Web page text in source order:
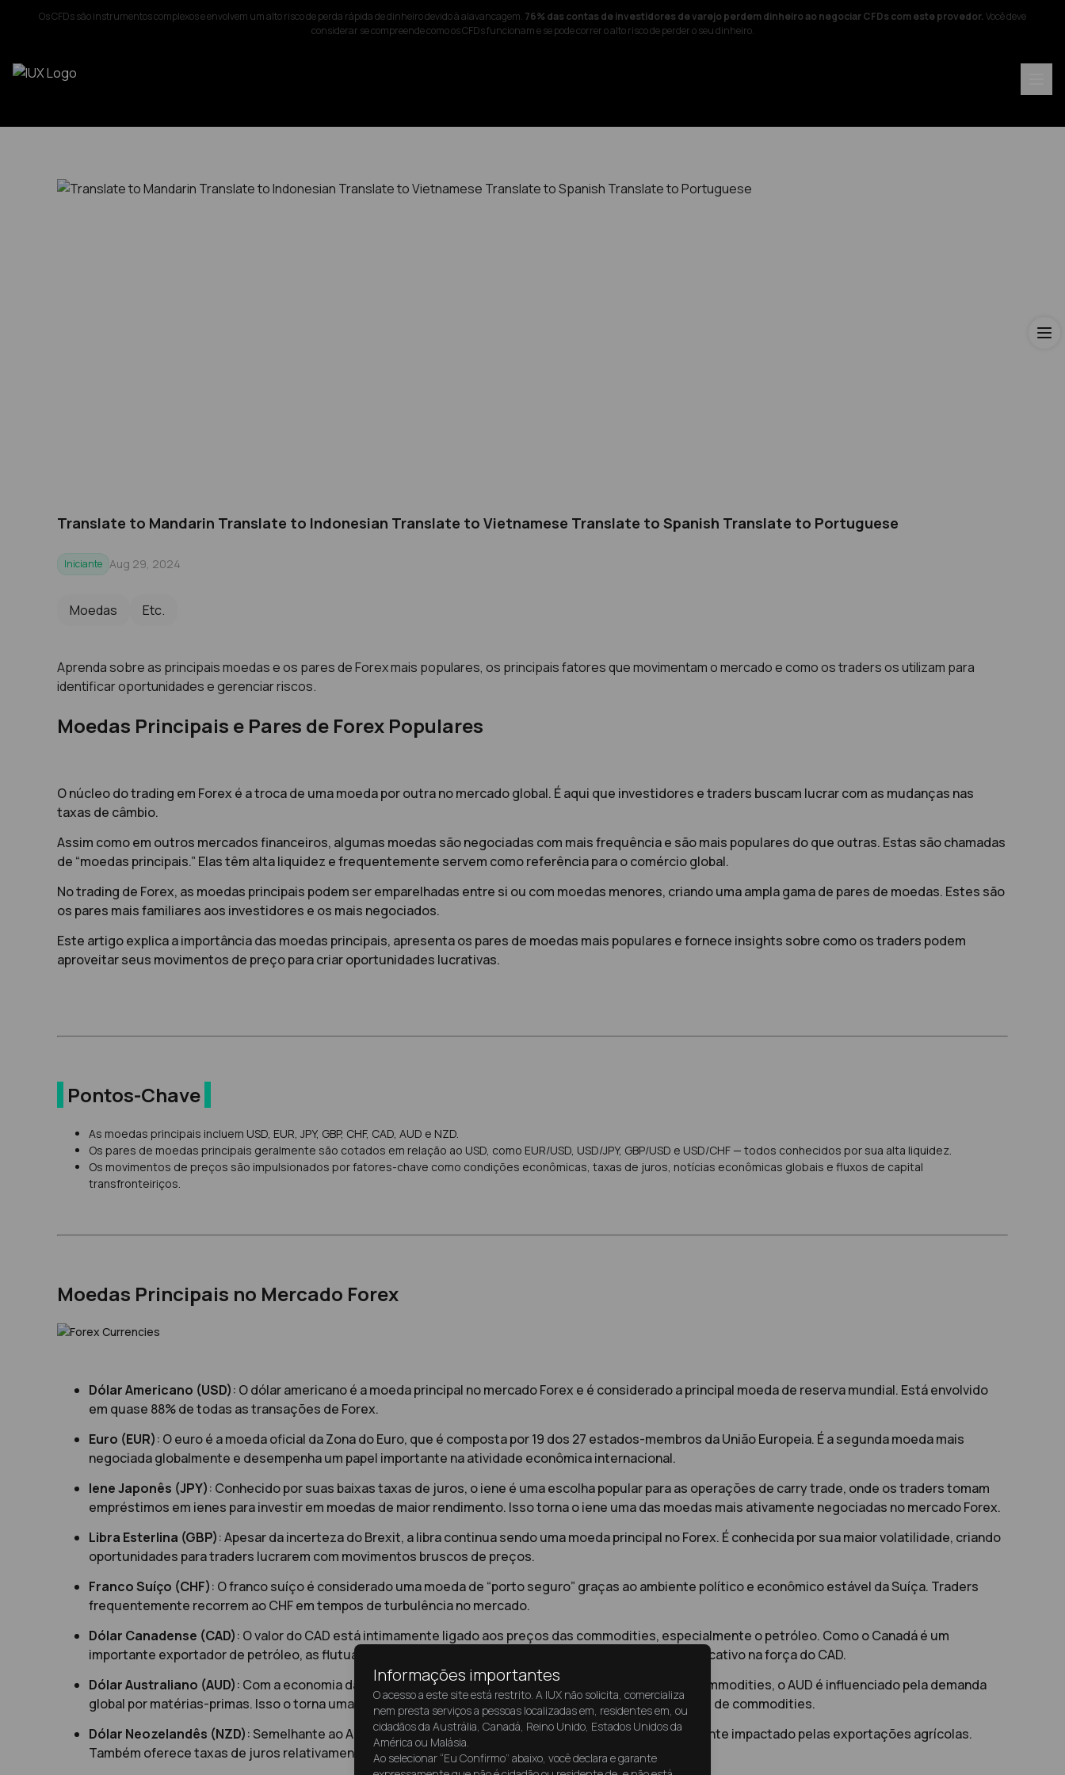
Os CFDs são instrumentos complexos e envolvem um alto risco de perda rápida de dinheiro devido à alavancagem. 76% das contas de investidores de varejo perdem dinheiro ao negociar CFDs com este provedor.Você deve
considerar se compreende como os CFDs funcionam e se pode correr o alto risco de perder o seu dinheiro.
Translate to Mandarin Translate to Indonesian Translate to Vietnamese Translate to Spanish Translate to Portuguese
Iniciante Aug 29, 2024
Moedas Etc.
Aprenda sobre as principais moedas e os pares de Forex mais populares, os principais fatores que movimentam o mercado e como os traders os utilizam para
identificar oportunidades e gerenciar riscos.
Moedas Principais e Pares de Forex Populares
O núcleo do trading em Forex é a troca de uma moeda por outra no mercado global. É aqui que investidores e traders buscam lucrar com as mudanças nas
taxas de câmbio.
Assim como em outros mercados financeiros, algumas moedas são negociadas com mais frequência e são mais populares do que outras. Estas são chamadas
de “moedas principais.” Elas têm alta liquidez e frequentemente servem como referência para o comércio global.
No trading de Forex, as moedas principais podem ser emparelhadas entre si ou com moedas menores, criando uma ampla gama de pares de moedas. Estes são
os pares mais familiares aos investidores e os mais negociados.
Este artigo explica a importância das moedas principais, apresenta os pares de moedas mais populares e fornece insights sobre como os traders podem
aproveitar seus movimentos de preço para criar oportunidades lucrativas.
Pontos-Chave
As moedas principais incluem USD, EUR, JPY, GBP, CHF, CAD, AUD e NZD.
Os pares de moedas principais geralmente são cotados em relação ao USD, como EUR/USD, USD/JPY, GBP/USD e USD/CHF — todos conhecidos por sua alta liquidez.
Os movimentos de preços são impulsionados por fatores-chave como condições econômicas, taxas de juros, notícias econômicas globais e fluxos de capital
transfronteiriços.
Moedas Principais no Mercado Forex
Dólar Americano (USD): O dólar americano é a moeda principal no mercado Forex e é considerado a principal moeda de reserva mundial. Está envolvido
em quase 88% de todas as transações de Forex.
Euro (EUR): O euro é a moeda oficial da Zona do Euro, que é composta por 19 dos 27 estados-membros da União Europeia. É a segunda moeda mais
negociada globalmente e desempenha um papel importante na atividade econômica internacional.
Iene Japonês (JPY): Conhecido por suas baixas taxas de juros, o iene é uma escolha popular para as operações de carry trade, onde os traders tomam
empréstimos em ienes para investir em moedas de maior rendimento. Isso torna o iene uma das moedas mais ativamente negociadas no mercado Forex.
Libra Esterlina (GBP): Apesar da incerteza do Brexit, a libra continua sendo uma moeda principal no Forex. É conhecida por sua maior volatilidade, criando
oportunidades para traders lucrarem com movimentos bruscos de preços.
Franco Suíço (CHF): O franco suíço é considerado uma moeda de “porto seguro” graças ao ambiente político e econômico estável da Suíça. Traders
frequentemente recorrem ao CHF em tempos de turbulência no mercado.
Dólar Canadense (CAD): O valor do CAD está intimamente ligado aos preços das commodities, especialmente o petróleo. Como o Canadá é um
importante exportador de petróleo, as flutuações nos preços do petróleo podem ter um impacto significativo na força do CAD.
Dólar Australiano (AUD): Com a economia da Austrália fortemente dependente das exportações de commodities, o AUD é influenciado pela demanda
global por matérias-primas. Isso o torna uma moeda popular para traders que acompanham os mercados de commodities.
Dólar Neozelandês (NZD): Semelhante ao AUD, o NZD é uma moeda de commodities, mas é especialmente impactado pelas exportações agrícolas.
Também oferece taxas de juros relativamente altas, atraindo investidores em busca de rendimento.
Informações importantes
O acesso a este site está restrito. A IUX não solicita, comercializa
nem presta serviços a pessoas localizadas em, residentes em, ou
cidadãos da Austrália, Canadá, Reino Unido, Estados Unidos da
América ou Malásia.
Ao selecionar “Eu Confirmo” abaixo, você declara e garante